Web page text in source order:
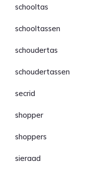
schooltas
schooltassen
schoudertas
schoudertassen
secrid
shopper
shoppers
sieraad